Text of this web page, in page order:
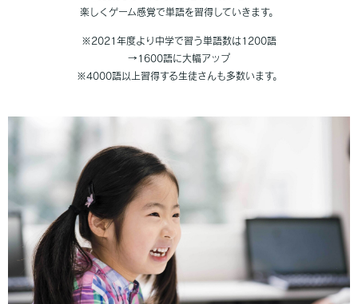
楽しくゲーム感覚で単語を習得していきます。
※2021年度より中学で習う単語数は1200語
→1600語に大幅アップ
※4000語以上習得する生徒さんも多数います。